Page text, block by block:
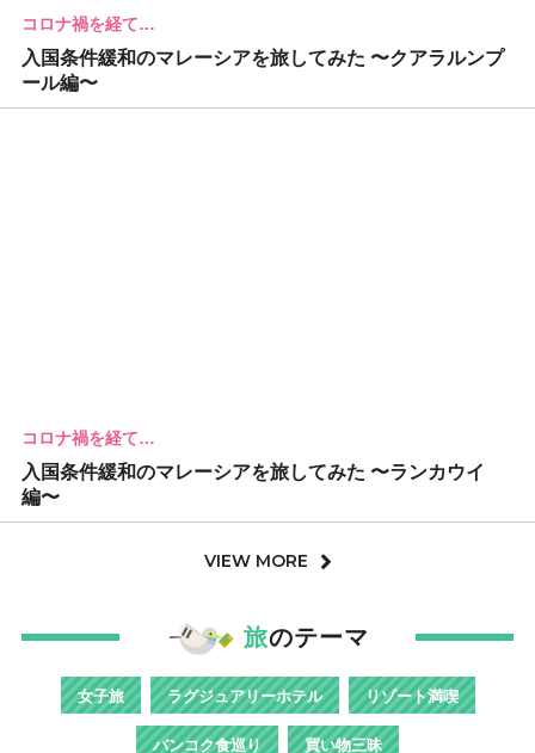
コロナ禍を経て…
入国条件緩和のマレーシアを旅してみた 〜クアラルンプ
ール編〜
コロナ禍を経て…
入国条件緩和のマレーシアを旅してみた 〜ランカウイ
編〜
VIEW MORE
旅のテーマ
女子旅 ラグジュアリーホテル リゾート満喫
バンコク食巡り 買い物三昧